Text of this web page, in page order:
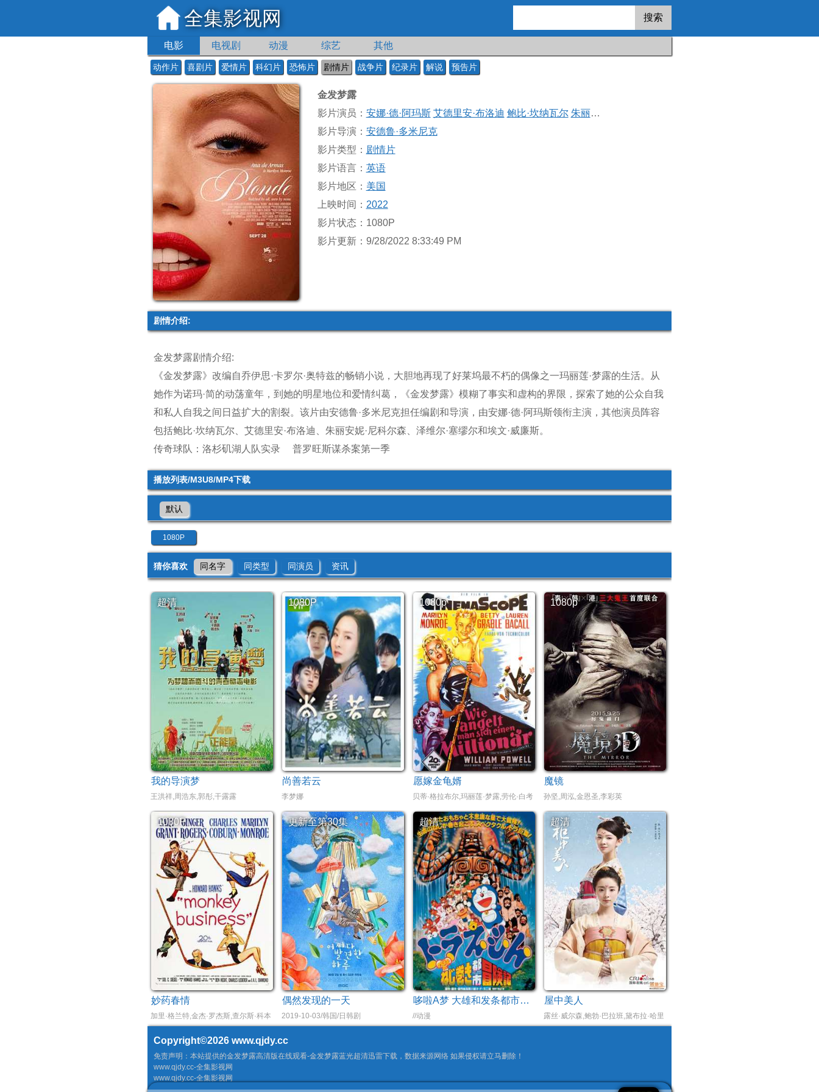
全集影视网 搜索
电影 电视剧 动漫 综艺 其他
动作片 喜剧片 爱情片 科幻片 恐怖片 剧情片 战争片 纪录片 解说 预告片
金发梦露
影片演员： 安娜·德·阿玛斯 艾德里安·布洛迪 鲍比·坎纳瓦尔 朱丽安妮·尼科尔森
影片导演： 安德鲁·多米尼克
影片类型： 剧情片
影片语言： 英语
影片地区： 美国
上映时间： 2022
影片状态：1080P
影片更新：9/28/2022 8:33:49 PM
剧情介绍:
金发梦露剧情介绍:
《金发梦露》改编自乔伊思·卡罗尔·奥特兹的畅销小说，大胆地再现了好莱坞最不朽的偶像之一玛丽莲·梦露的生活。从
她作为诺玛·简的动荡童年，到她的明星地位和爱情纠葛，《金发梦露》模糊了事实和虚构的界限，探索了她的公众自我
和私人自我之间日益扩大的割裂。该片由安德鲁·多米尼克担任编剧和导演，由安娜·德·阿玛斯领衔主演，其他演员阵容
包括鲍比·坎纳瓦尔、艾德里安·布洛迪、朱丽安妮·尼科尔森、泽维尔·塞缪尔和埃文·威廉斯。
传奇球队：洛杉矶湖人队实录
普罗旺斯谋杀案第一季
播放列表/M3U8/MP4下载
默认
1080P
猜你喜欢 同名字 同类型 同演员 资讯
超清
我的导演梦
王洪祥,周浩东,郭彤,干露露
1080P
尚善若云
李梦娜
1080p
愿嫁金龟婿
贝蒂·格拉布尔,玛丽莲·梦露,劳伦·白考尔,大卫·韦恩
1080p
魔镜
孙坚,周泓,金恩圣,李彩英
1080P
妙药春情
加里·格兰特,金杰·罗杰斯,查尔斯·科本,玛丽莲·梦露
更新至第30集
偶然发现的一天
2019-10-03/韩国/日韩剧
超清
哆啦A梦 大雄和发条都市冒险记
//动漫
超清
屋中美人
露丝·威尔森,鲍勃·巴拉班,黛布拉·哈里,露西·宝通
Copyright©2026 www.qjdy.cc
免责声明：本站提供的金发梦露高清版在线观看-金发梦露蓝光超清迅雷下载，数据来源网络 如果侵权请立马删除！
www.qjdy.cc-全集影视网
www.qjdy.cc-全集影视网